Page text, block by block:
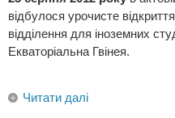
відбулося урочисте
відділення для іноземних
Екваторіальна Гвінея.
Читати далі